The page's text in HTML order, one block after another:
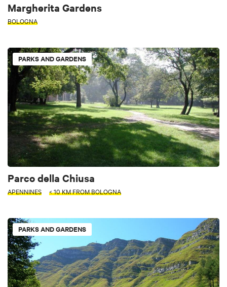
Margherita Gardens
BOLOGNA
PARKS AND GARDENS
Parco della Chiusa
APENNINES < 10 KM FROM BOLOGNA
PARKS AND GARDENS